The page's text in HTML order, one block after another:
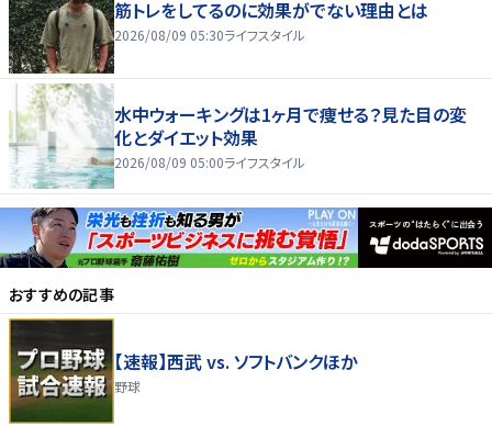
筋トレをしてるのに効果がでない理由とは
2026/08/09 05:30ライフスタイル
水中ウォーキングは1ヶ月で痩せる？見た目の変
化とダイエット効果
2026/08/09 05:00ライフスタイル
おすすめの記事
【速報】西武 vs. ソフトバンクほか
野球